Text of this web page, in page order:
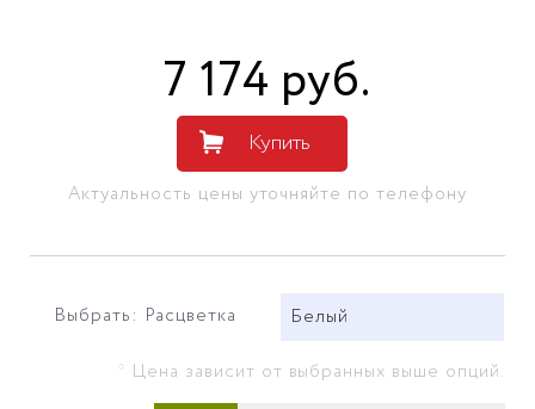
7 174 руб.
Купить
Актуальность цены уточняйте по телефону
Выбрать: Расцветка Белый
* Цена зависит от выбранных выше опций.